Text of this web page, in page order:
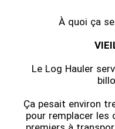
À quoi ça
Le Log Hauler
Ça pesait environ
pour remplacer les